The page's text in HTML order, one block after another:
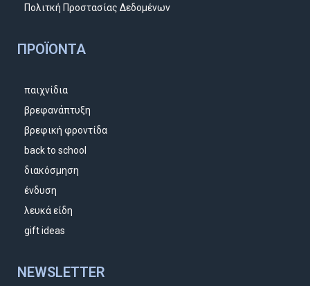
Πολιτκή Προστασίας Δεδομένων
ΠΡΟΪΌΝΤΑ
παιχνίδια
βρεφανάπτυξη
βρεφική φροντίδα
back to school
διακόσμηση
ένδυση
λευκά είδη
gift ideas
NEWSLETTER